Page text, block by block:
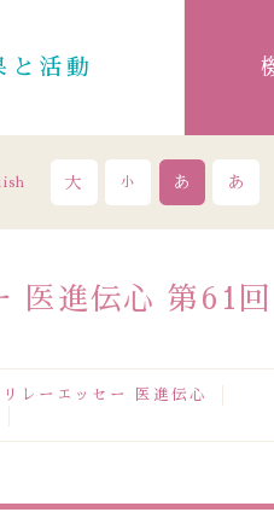
と活動
大 小 あ あ
医進伝心 第61回
レーエッセー 医進伝心